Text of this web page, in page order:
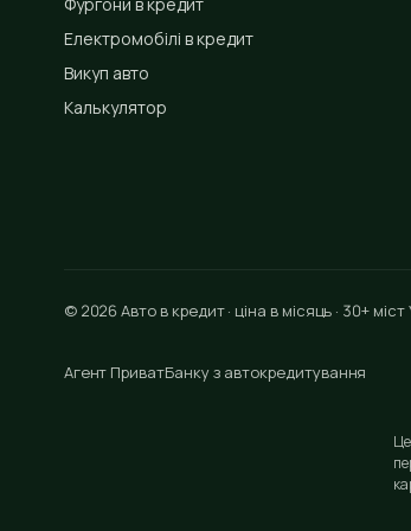
Електромобілі в кредит
Викуп авто
Калькулятор
© 2026 Авто в кредит · ціна в місяць · 30+ міст
Агент ПриватБанку з автокредитування